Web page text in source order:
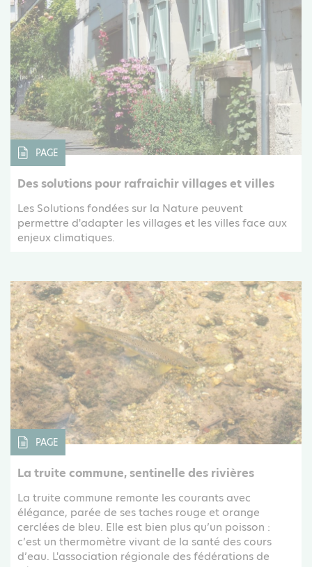
PAGE
Des solutions pour rafraichir villages et villes
Les Solutions fondées sur la Nature peuvent
permettre d'adapter les villages et les villes face aux
enjeux climatiques.
PAGE
La truite commune, sentinelle des rivières
La truite commune remonte les courants avec
élégance, parée de ses taches rouge et orange
cerclées de bleu. Elle est bien plus qu’un poisson :
c’est un thermomètre vivant de la santé des cours
d’eau. L'association régionale des fédérations de